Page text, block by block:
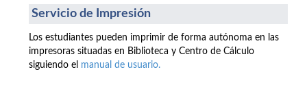
Servicio de Impresión
Los estudiantes pueden imprimir de forma autónoma en las
impresoras situadas en Biblioteca y Centro de Cálculo
siguiendo el manual de usuario.